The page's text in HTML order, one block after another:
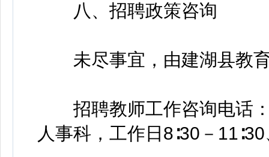
八、招聘政策咨询
未尽事宜，由建湖县教育
招聘教师工作咨询电话：
人事科，工作日8∶30－